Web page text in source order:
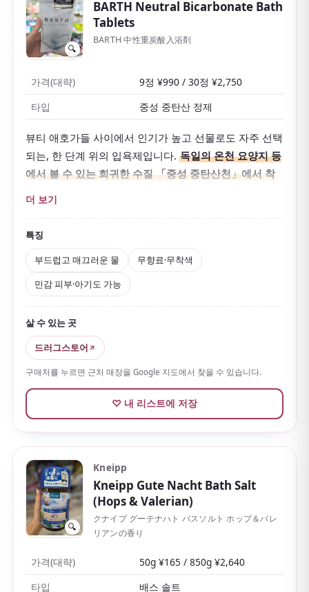
🔍
BARTH Neutral Bicarbonate Bath
Tablets
BARTH 中性重炭酸入浴剤
가격(대략)
9정 ¥990 / 30정 ¥2,750
타입
중성 중탄산 정제
뷰티 애호가들 사이에서 인기가 높고 선물로도 자주 선택
되는, 한 단계 위의 입욕제입니다. 독일의 온천 요양지 등
에서 볼 수 있는 희귀한 수질 「중성 중탄산천」에서 착
있는 것이 특징입니다.
온욕 효과를 높여 몸을 속부터 데우고, 피로·어깨 결림·냉
증 등에 좋습니다. 물은
부드럽고 매끄러운 감촉
천천히 몸을 담그고 싶은 밤에 안성맞춤입니다.
무향료·무착색의 심플한 배합
분은 물론, 민감한 피부나 아기도 쓸 수 있는 것이 큰 매력
입니다. 미지근한 물에 알약을 녹여 15분 이상 느긋하게
담그는 것이 추천 사용법입니다.
여분의 피지 오염도 산뜻하게 씻어 줍니다. 다소 고가지
만 인지도가 높고 누구에게나 선물하기 좋아 특별한 기념
품이나 선물로도 적합합니다.
더 보기
특징
부드럽고 매끄러운 물
무향료·무착색
민감 피부·아기도 가능
살 수 있는 곳
드러그스토어
구매처를 누르면 근처 매장을 Google 지도에서 찾을 수 있습니다.
♡ 내 리스트에 저장
🔍
Kneipp
Kneipp Gute Nacht Bath Salt
(Hops & Valerian)
クナイプ グーテナハト バスソルト ホップ＆バレ
リアンの香り
가격(대략)
50g ¥165 / 850g ¥2,640
타입
배스 솔트